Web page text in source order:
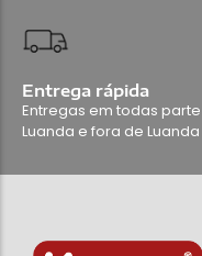
Entrega rápida
Entregas em todas
Luanda e fora de Luanda